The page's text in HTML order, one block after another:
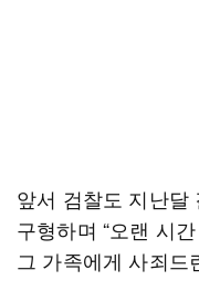
앞서 검찰도 지난달
구형하며 “오랜 시
그 가족에게 사죄드